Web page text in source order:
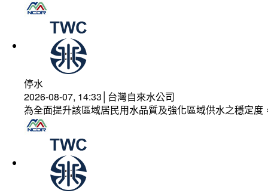
停水
2026-08-07, 14:33│台灣自來水公司
為全面提升該區域居民用水品質及強化區域供水之穩定